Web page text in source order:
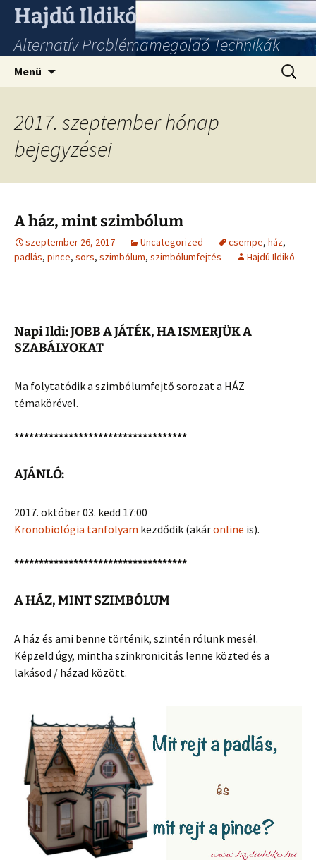
Hajdú Ildikó
Alternatív Problémamegoldó Technikák
Menü
2017. szeptember hónap
bejegyzései
A ház, mint szimbólum
szeptember 26, 2017 Uncategorized csempe, ház,
padlás, pince, sors, szimbólum, szimbólumfejtés Hajdú Ildikó
Napi Ildi: JOBB A JÁTÉK, HA ISMERJÜK A
SZABÁLYOKAT
Ma folytatódik a szimbólumfejtő sorozat a HÁZ
témakörével.
***********************************
AJÁNLÓ:
2017. október 03. kedd 17:00
Kronobiológia tanfolyam kezdődik (akáronline is).
***********************************
A HÁZ, MINT SZIMBÓLUM
A ház és ami benne történik, szintén rólunk mesél.
Képzeld úgy, mintha szinkronicitás lenne közted és a
lakásod / házad között.